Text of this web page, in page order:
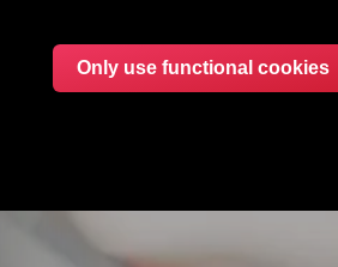
Only use functional cookies